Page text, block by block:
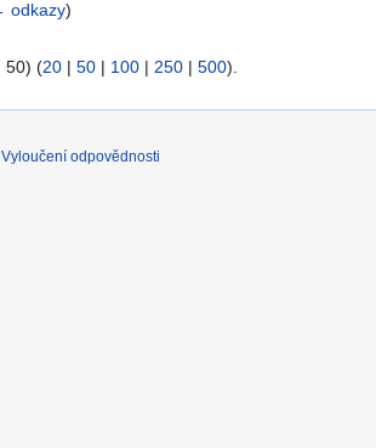
odkazy)
50) (20 | 50 | 100 | 250 | 500).
Vyloučení odpovědnosti